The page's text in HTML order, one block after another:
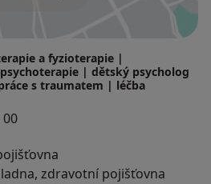
a fyzioterapie |
| dětský psycholog
s traumatem | léčba
zdravotní pojišťovna